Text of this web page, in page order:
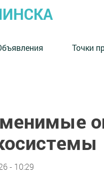
Точки
- 10:29